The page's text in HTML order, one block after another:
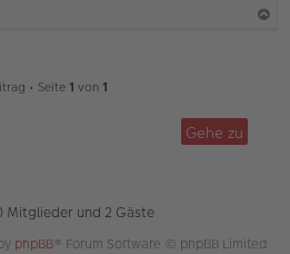
• Seite 1 von 1
Gehe zu
Mitglieder und 2 Gäste
phpBB® Forum Software © phpBB Limited